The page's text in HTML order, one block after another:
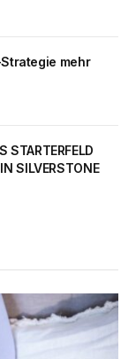
mehr
STARTERFELD
SILVERSTONE